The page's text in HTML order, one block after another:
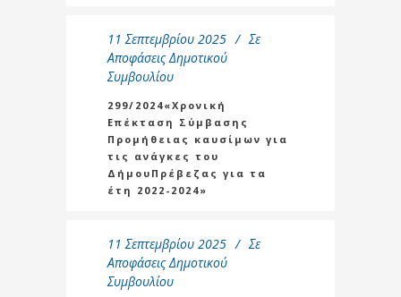
11 Σεπτεμβρίου 2025
Σε
Αποφάσεις Δημοτικού
Συμβουλίου
299/2024«Χρονική
Επέκταση Σύμβασης
Προμήθειας καυσίμων για
τις ανάγκες του
ΔήμουΠρέβεζας για τα
έτη 2022-2024»
11 Σεπτεμβρίου 2025
Σε
Αποφάσεις Δημοτικού
Συμβουλίου